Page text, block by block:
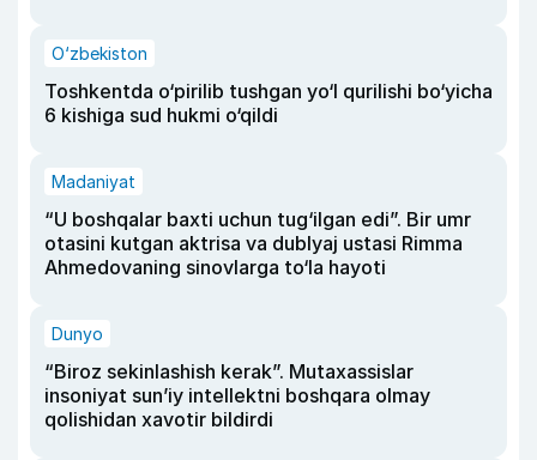
O‘zbekiston
Toshkentda o‘pirilib tushgan yo‘l qurilishi bo‘yicha
6 kishiga sud hukmi o‘qildi
Madaniyat
“U boshqalar baxti uchun tug‘ilgan edi”. Bir umr
otasini kutgan aktrisa va dublyaj ustasi Rimma
Ahmedovaning sinovlarga to‘la hayoti
Dunyo
“Biroz sekinlashish kerak”. Mutaxassislar
insoniyat sun’iy intellektni boshqara olmay
qolishidan xavotir bildirdi